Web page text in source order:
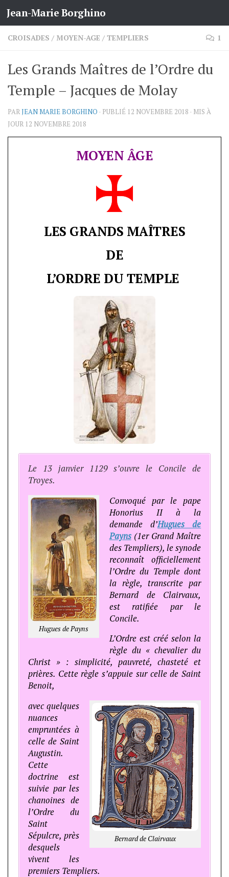
Skip to content
Jean-Marie Borghino
CROISADES / MOYEN-AGE / TEMPLIERS 1
Les Grands Maîtres de l’Ordre du
Temple – Jacques de Molay
PARJEAN MARIE BORGHINO · PUBLIÉ 12 NOVEMBRE 2018 · MIS À
JOUR 12 NOVEMBRE 2018
MOYEN ÂGE
LES GRANDS MAÎTRES
DE
L’ORDRE DU TEMPLE
Le 13 janvier 1129 s’ouvre le Concile de
Troyes.
Hugues de Payns
Convoqué par le pape
Honorius II à la
demande d’Hugues de
Payns(1er Grand Maître
des Templiers), le synode
reconnaît officiellement
l’Ordre du Temple dont
la règle, transcrite par
Bernard de Clairvaux,
est ratifiée par le
Concile.
L’Ordre est créé selon la
règle du « chevalier du
Christ » : simplicité, pauvreté, chasteté et
prières. Cette règle s’appuie sur celle de Saint
Benoit,
Bernard de Clairvaux
avec quelques
nuances
empruntées à
celle de Saint
Augustin.
Cette
doctrine est
suivie par les
chanoines de
l’Ordre du
Saint
Sépulcre, près
desquels
vivent les
premiers Templiers.